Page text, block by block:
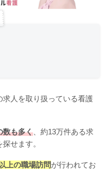
求人を取り扱っている看護
数も多く 、約13万件ある求
せます。
上の職場訪問が行われてお